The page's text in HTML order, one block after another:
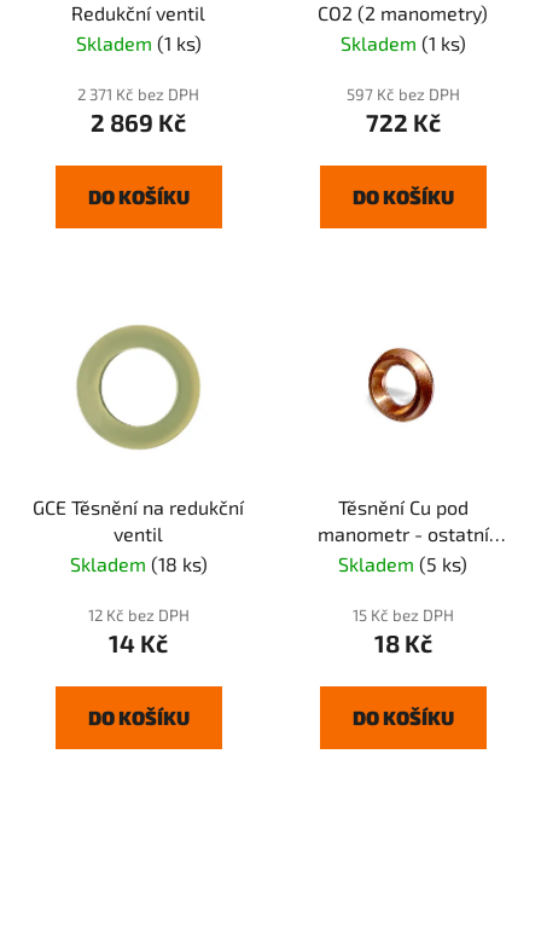
Redukční ventil
Skladem (1 ks)
2 371 Kč bez DPH
2 869 Kč
DO KOŠÍKU
CO2 (2 manometry)
Skladem (1 ks)
597 Kč bez DPH
722 Kč
DO KOŠÍKU
GCE Těsnění na redukční
ventil
Skladem (18 ks)
12 Kč bez DPH
14 Kč
DO KOŠÍKU
Těsnění Cu pod
manometr - ostatní
plyny
Skladem (5 ks)
15 Kč bez DPH
18 Kč
DO KOŠÍKU